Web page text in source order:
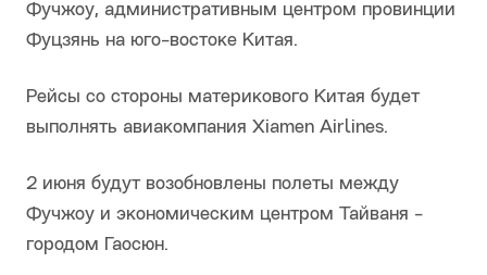
Фучжоу, административным центром провинции
Фуцзянь на юго-востоке Китая.
Рейсы со стороны материкового Китая будет
выполнять авиакомпания Xiamen Airlines.
2 июня будут возобновлены полеты между
Фучжоу и экономическим центром Тайваня -
городом Гаосюн.